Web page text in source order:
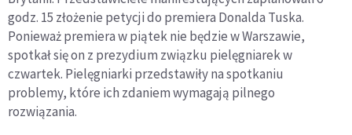
godz. 15 złożenie petycji do premiera Donalda Tuska.
Ponieważ premiera w piątek nie będzie w Warszawie,
spotkał się on z prezydium związku pielęgniarek w
czwartek. Pielęgniarki przedstawiły na spotkaniu
problemy, które ich zdaniem wymagają pilnego
rozwiązania.